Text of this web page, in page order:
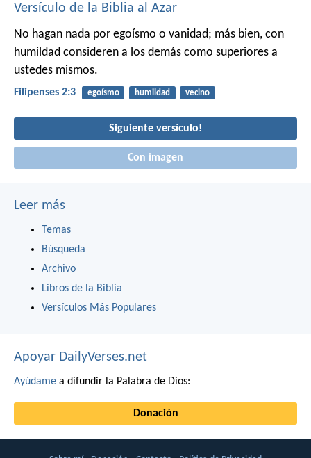
Versículo de la Biblia al Azar
No hagan nada por egoísmo o vanidad; más bien, con
humildad consideren a los demás como superiores a
ustedes mismos.
Filipenses 2:3 egoísmo humildad vecino
Siguiente versículo!
Con imagen
Leer más
Temas
Búsqueda
Archivo
Libros de la Biblia
Versículos Más Populares
Apoyar DailyVerses.net
Ayúdame a difundir la Palabra de Dios:
Donación